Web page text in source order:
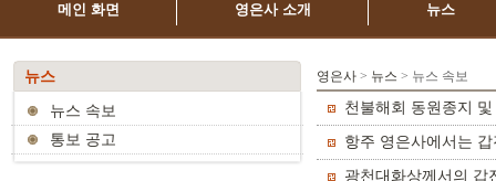
메인 화면 영은사 소개 뉴스
뉴스
뉴스 속보
통보 공고
영은사 > 뉴스 > 뉴스 속보
천불해회 동원종지
항주 영은사에서는
광천대화상께서의 갑